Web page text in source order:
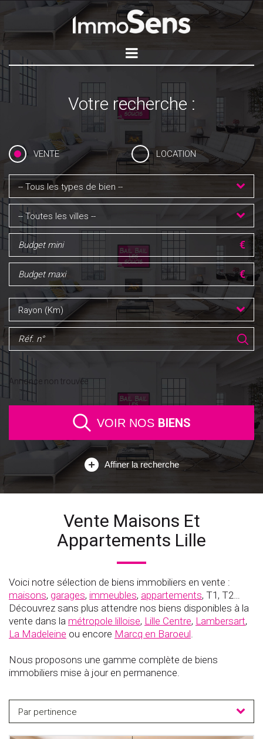
Votre recherche :
VENTE LOCATION
-- Tous les types de bien --
-- Toutes les villes --
Rayon (Km)
Annonce non trouvée
Affiner la recherche
VOIR NOS BIENS
Vente Maisons Et
Appartements Lille
Voici notre sélection de biens immobiliers en vente :
maisons, garages, immeubles, appartements, T1, T2…
Découvrez sans plus attendre nos biens disponibles à la
vente dans la métropole lilloise, Lille Centre, Lambersart,
La Madeleine ou encore Marcq en Baroeul.
Nous proposons une gamme complète de biens
immobiliers mise à jour en permanence.
Par pertinence